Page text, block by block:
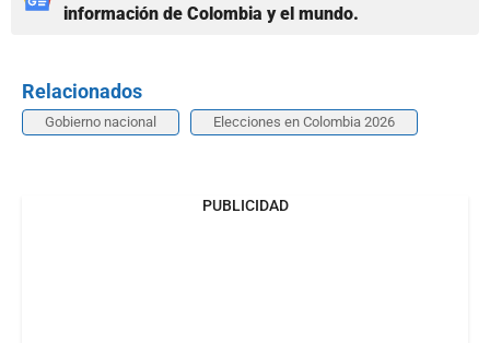
información de Colombia y el mundo.
Relacionados
Gobierno nacional Elecciones en Colombia 2026
PUBLICIDAD